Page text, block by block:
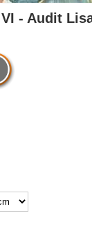
- Audit